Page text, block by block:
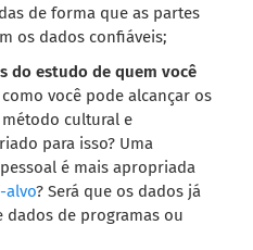
de forma que as partes
os dados confiáveis;
do estudo de quem você
você pode alcançar os
cultural e
para isso? Uma
é mais apropriada
alvo? Será que os dados já
dados de programas ou